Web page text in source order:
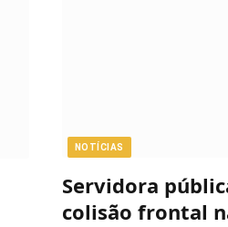
NOTÍCIAS
Servidora
colisão frontal